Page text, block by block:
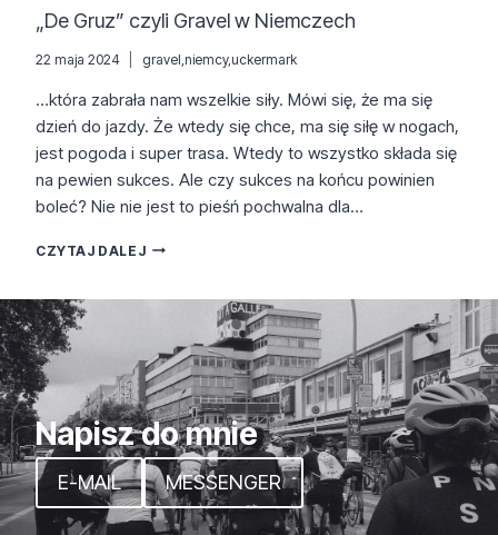
„De Gruz” czyli Gravel w Niemczech
22 maja 2024 gravel niemcy, uckermark
…która zabrała nam wszelkie siły. Mówi się, że ma się
dzień do jazdy. Że wtedy się chce, ma się siłę w nogach,
jest pogoda i super trasa. Wtedy to wszystko składa się
na pewien sukces. Ale czy sukces na końcu powinien
boleć? Nie nie jest to pieśń pochwalna dla…
CZYTAJ DALEJ„DE
NIEMCZECH
Napisz do mnie
E-MAIL MESSENGER